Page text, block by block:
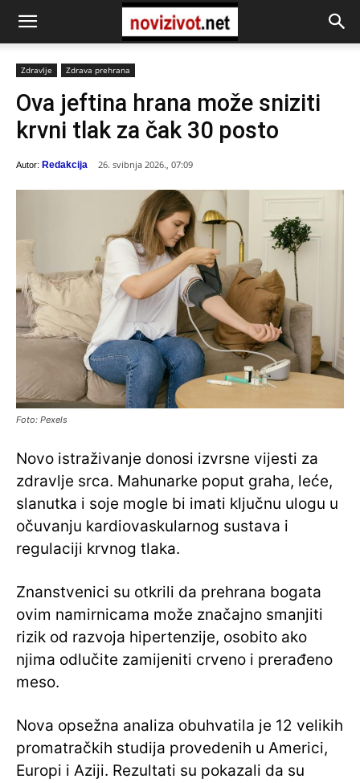
Zdravlje Zdrava prehrana
Ova jeftina hrana može sniziti
krvni tlak za čak 30 posto
Autor: Redakcija 26. svibnja 2026., 07:09
Foto: Pexels
Novo istraživanje donosi izvrsne vijesti za
zdravlje srca. Mahunarke poput graha, leće,
slanutka i soje mogle bi imati ključnu ulogu u
očuvanju kardiovaskularnog sustava i
regulaciji krvnog tlaka.
Znanstvenici su otkrili da prehrana bogata
ovim namirnicama može značajno smanjiti
rizik od razvoja hipertenzije, osobito ako
njima odlučite zamijeniti crveno i prerađeno
meso.
Nova opsežna analiza obuhvatila je 12 velikih
promatračkih studija provedenih u Americi,
Europi i Aziji. Rezultati su pokazali da su